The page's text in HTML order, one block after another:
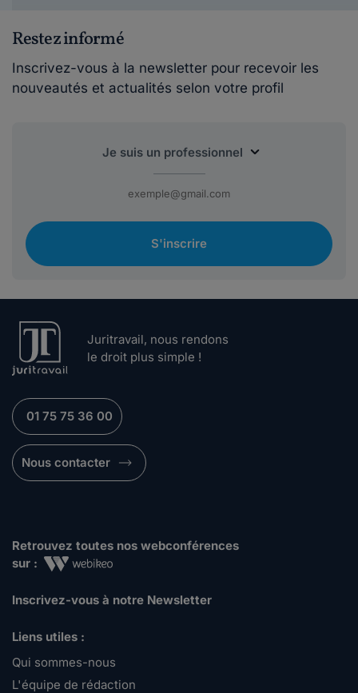
Restez informé
Inscrivez-vous à la newsletter pour recevoir les
nouveautés et actualités selon votre profil
S'inscrire
Juritravail, nous rendons
le droit plus simple !
01 75 75 36 00
Nous contacter
Retrouvez toutes nos webconférences
sur :
Inscrivez-vous à notre Newsletter
Liens utiles :
Qui sommes-nous
L'équipe de rédaction